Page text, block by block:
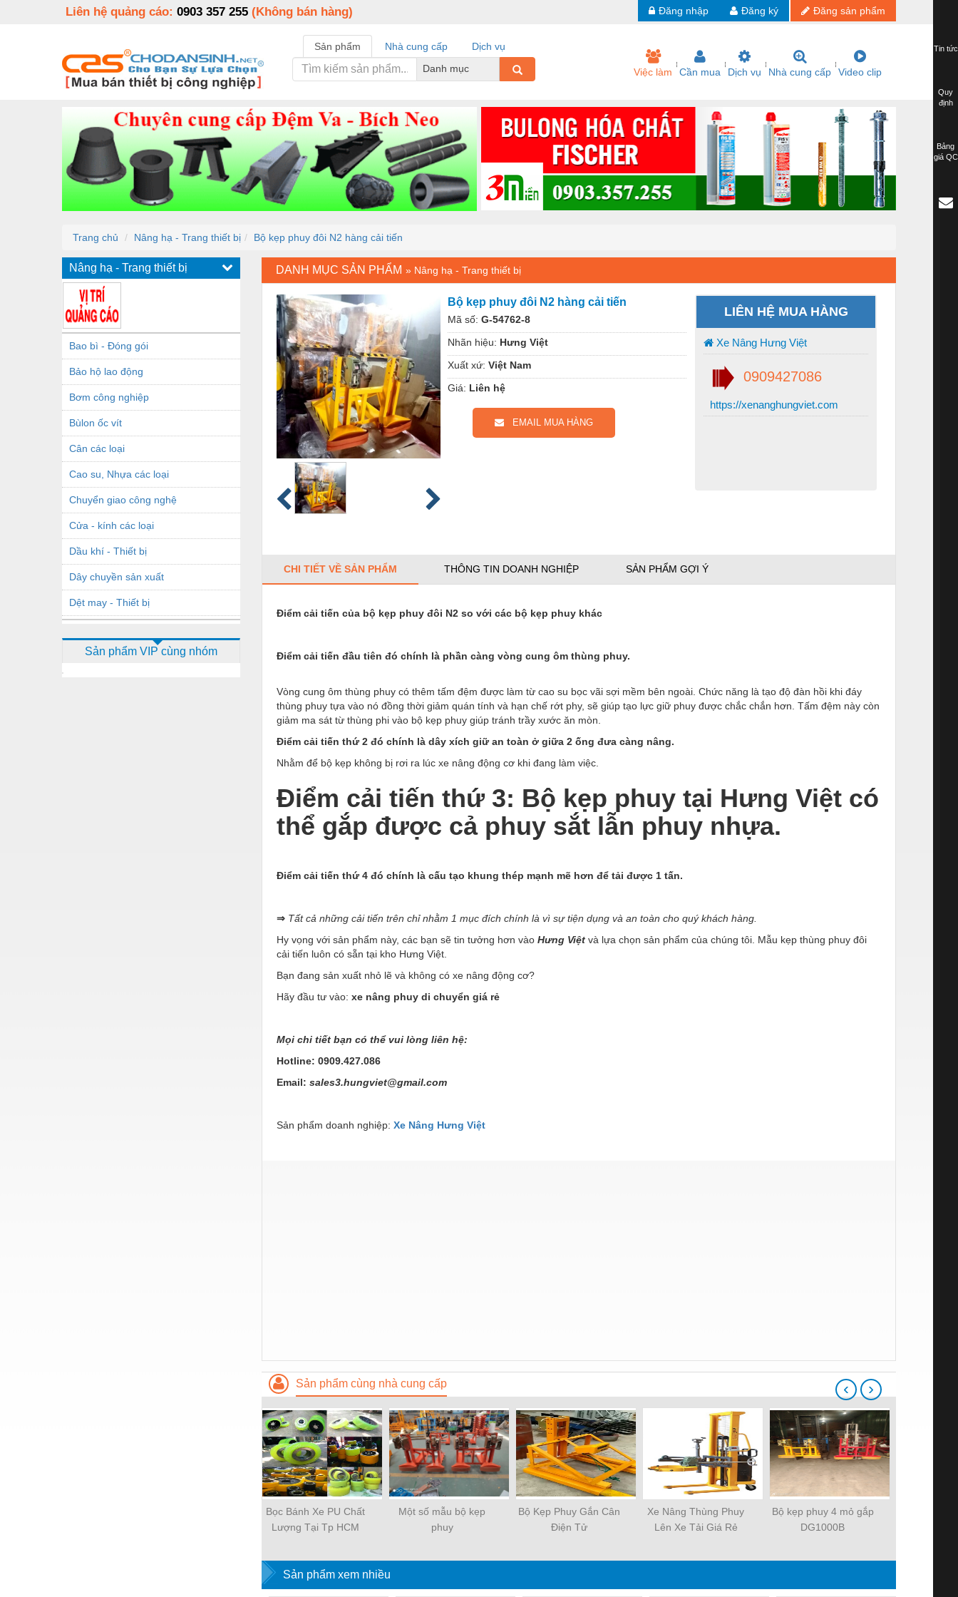
Liên hệ quảng cáo: 0903 357 255 (Không bán hàng) Đăng sản phẩm
Đăng ký
Đăng nhập
Sản phẩm Nhà cung cấp
Dịch vụ
Danh mục
Việc làm Cần mua Dịch vụ Nhà cung cấp Video clip
Trang chủ Nâng hạ - Trang thiết bị Bộ kẹp phuy đôi N2 hàng cải tiến
Nâng hạ - Trang thiết bị
Bao bì - Đóng gói
Bảo hộ lao động
Bơm công nghiệp
Bùlon ốc vít
Cân các loại
Cao su, Nhựa các loại
Chuyển giao công nghệ
Cửa - kính các loại
Dầu khí - Thiết bị
Dây chuyền sản xuất
Dệt may - Thiết bị
Dịch vụ - Thi công
Sản phẩm VIP cùng nhóm
DANH MỤC SẢN PHẨM » Nâng hạ - Trang thiết bị
Bộ kẹp phuy đôi N2 hàng cải tiến
Mã số: G-54762-8
Nhãn hiệu: Hưng Việt
Xuất xứ: Việt Nam
Giá: Liên hệ
EMAIL MUA HÀNG
LIÊN HỆ MUA HÀNG
Xe Nâng Hưng Việt
0909427086
https://xenanghungviet.com
CHI TIẾT VỀ SẢN PHẨM THÔNG TIN DOANH NGHIỆP SẢN PHẨM GỢI Ý
Điểm cải tiến của bộ kẹp phuy đôi N2 so với các bộ kẹp phuy khác
Điểm cải tiến đầu tiên đó chính là phần càng vòng cung ôm thùng phuy.
Vòng cung ôm thùng phuy có thêm tấm đệm được làm từ cao su bọc vãi sợi mềm bên ngoài. Chức năng là tạo độ đàn hồi khi đáy
thùng phuy tựa vào nó đồng thời giảm quán tính và hạn chế rớt phy, sẽ giúp tạo lực giữ phuy được chắc chắn hơn. Tấm đệm này còn
giảm ma sát từ thùng phi vào bộ kẹp phuy giúp tránh trầy xước ăn mòn.
Điểm cải tiến thứ 2 đó chính là dây xích giữ an toàn ở giữa 2 ống đưa càng nâng.
Nhằm để bộ kẹp không bị rơi ra lúc xe nâng động cơ khi đang làm việc.
Điểm cải tiến thứ 3: Bộ kẹp phuy tại Hưng Việt có
thể gắp được cả phuy sắt lẫn phuy nhựa.
Điểm cải tiến thứ 4 đó chính là cấu tạo khung thép mạnh mẽ hơn để tải được 1 tấn.
⇒ Tất cả những cải tiến trên chỉ nhằm 1 mục đích chính là vì sự tiện dụng và an toàn cho quý khách hàng.
Hy vọng với sản phẩm này, các bạn sẽ tin tưởng hơn vào Hưng Việt và lựa chọn sản phẩm của chúng tôi. Mẫu kẹp thùng phuy đôi
cải tiến luôn có sẵn tại kho Hưng Việt.
Bạn đang sản xuất nhỏ lẽ và không có xe nâng động cơ?
Hãy đầu tư vào: xe nâng phuy di chuyển giá rẻ
Mọi chi tiết bạn có thể vui lòng liên hệ:
Hotline: 0909.427.086
Email: sales3.hungviet@gmail.com
Sản phẩm doanh nghiệp: Xe Nâng Hưng Việt
Sản phẩm cùng nhà cung cấp
Bọc Bánh Xe PU Chất
Lượng Tại Tp HCM
Một số mẫu bộ kẹp
phuy
Bộ Kẹp Phuy Gắn Cân
Điện Tử
Xe Nâng Thùng Phuy
Lên Xe Tải Giá Rẻ
Bộ kẹp phuy 4 mỏ gắp
DG1000B
‹ ›
Sản phẩm xem nhiều
Tin tức
Quy
định
Bảng
giá QC